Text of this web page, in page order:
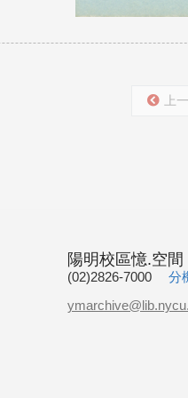
上
陽明校區憶.空間
(02)2826-7000 分